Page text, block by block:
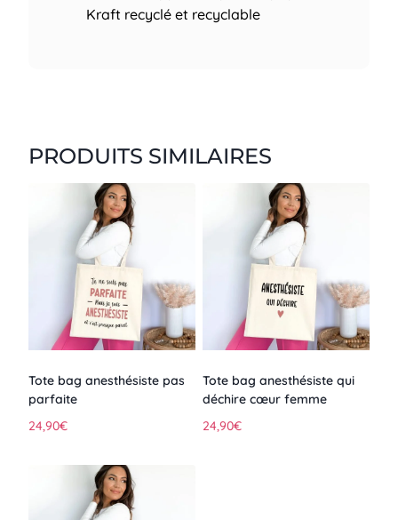
Kraft recyclé et recyclable
PRODUITS SIMILAIRES
Tote bag anesthésiste pas
parfaite
24,90€
Tote bag anesthésiste qui
déchire cœur femme
24,90€